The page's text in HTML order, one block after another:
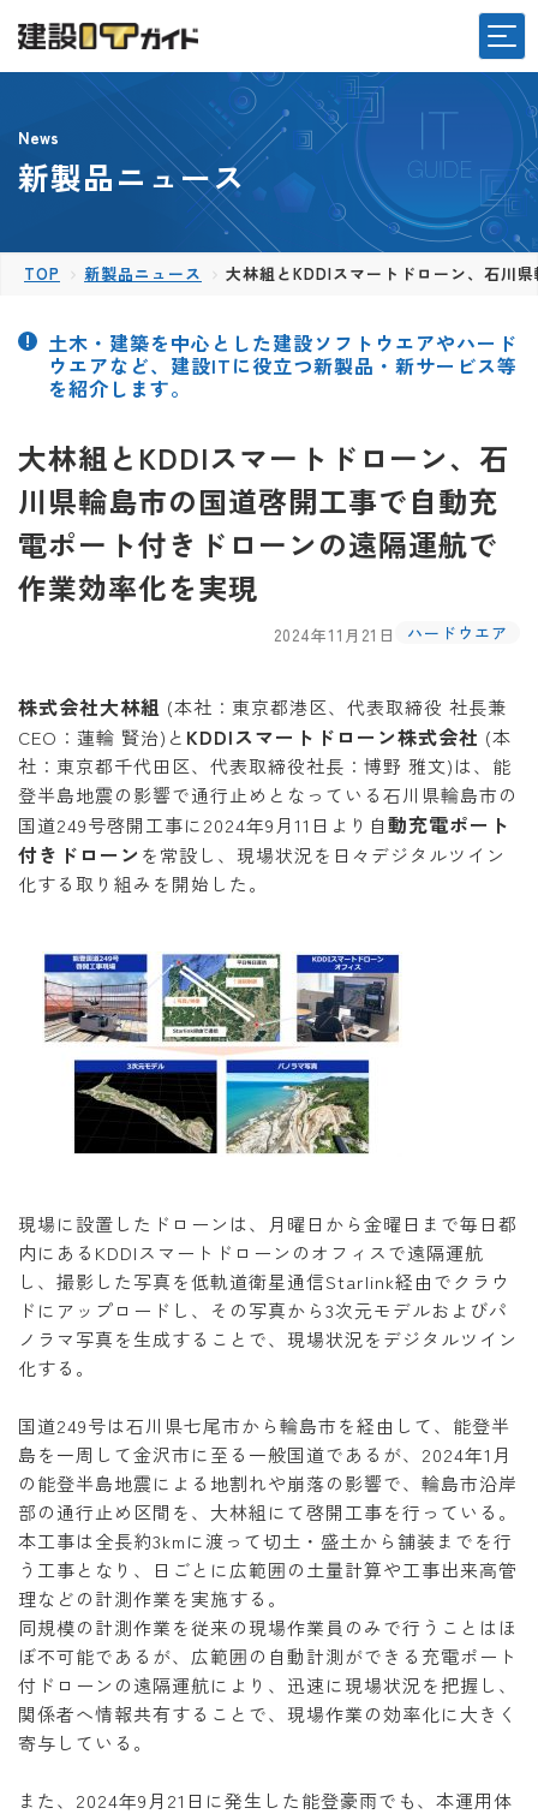
News
新製品ニュース
TOP 新製品ニュース 大林組とKDDIスマートドローン、石川
土木・建築を中心とした建設ソフトウエアやハード
ウエアなど、建設ITに役立つ新製品・新サービス等
を紹介します。
大林組とKDDIスマートドローン、石
川県輪島市の国道啓開工事で自動充
電ポート付きドローンの遠隔運航で
作業効率化を実現
2024年11月21日 ハードウエア
株式会社大林組 (本社：東京都港区、代表取締役 社長兼
CEO：蓮輪 賢治)と KDDIスマートドローン株式会社 (本
社：東京都千代田区、代表取締役社長：博野 雅文)は、能
登半島地震の影響で通行止めとなっている石川県輪島市の
国道249号啓開工事に2024年9月11日より自動充電ポート
付きドローン を常設し、現場状況を日々デジタルツイン
化する取り組みを開始した。
現場に設置したドローンは、月曜日から金曜日まで毎日都
内にあるKDDIスマートドローンのオフィスで遠隔運航
し、撮影した写真を低軌道衛星通信Starlink経由でクラウ
ドにアップロードし、その写真から3次元モデルおよびパ
ノラマ写真を生成することで、現場状況をデジタルツイン
化する。
国道249号は石川県七尾市から輪島市を経由して、能登半
島を一周して金沢市に至る一般国道であるが、2024年1月
の能登半島地震による地割れや崩落の影響で、輪島市沿岸
部の通行止め区間を、大林組にて啓開工事を行っている。
本工事は全長約3kmに渡って切土・盛土から舗装までを行
う工事となり、日ごとに広範囲の土量計算や工事出来高管
理などの計測作業を実施する。
同規模の計測作業を従来の現場作業員のみで行うことはほ
ぼ不可能であるが、広範囲の自動計測ができる充電ポート
付ドローンの遠隔運航により、迅速に現場状況を把握し、
関係者へ情報共有することで、現場作業の効率化に大きく
寄与している。
また、2024年9月21日に発生した能登豪雨でも、本運用体